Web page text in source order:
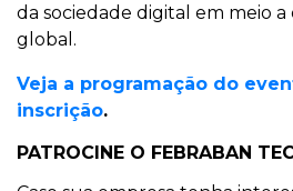
da sociedade digital em meio
global.
Veja a programação do
inscrição.
PATROCINE O FEBRABAN